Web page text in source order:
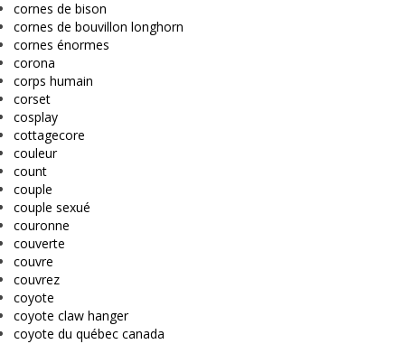
cornes de bison
cornes de bouvillon longhorn
cornes énormes
corona
corps humain
corset
cosplay
cottagecore
couleur
count
couple
couple sexué
couronne
couverte
couvre
couvrez
coyote
coyote claw hanger
coyote du québec canada